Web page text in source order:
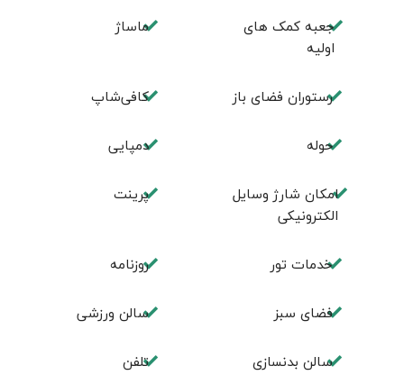
جعبه کمک های
اولیه
ماساژ
رستوران فضای باز کافی‌شاپ
حوله دمپایی
امکان شارژ وسایل
الکترونیکی
پرینت
خدمات تور روزنامه
فضای سبز سالن ورزشی
سالن بدنسازی تلفن